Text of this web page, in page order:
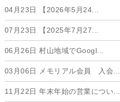
04月23日 【2026年5月24...
07月23日 【2025年7月27...
06月26日 村山地域でGoogl...
03月06日 メモリアル会員 入会...
11月22日 年末年始の営業につい...